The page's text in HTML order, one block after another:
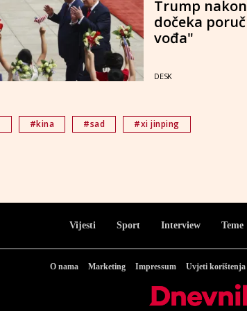
Trump
dočeka
vođa"
DESK
#kina #sad #xi jinping
Vijesti Sport Interview Teme
O nama Marketing Impressum Uvjeti korištenja